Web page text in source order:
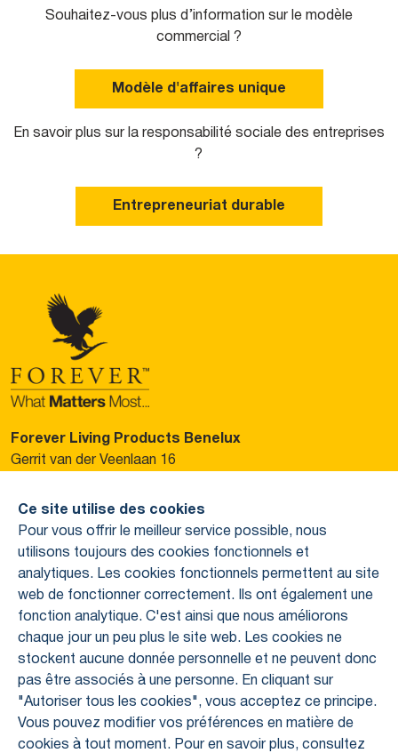
Ce site utilise des cookies
Pour vous offrir le meilleur service possible, nous
utilisons toujours des cookies fonctionnels et
analytiques. Les cookies fonctionnels permettent au site
web de fonctionner correctement. Ils ont également une
fonction analytique. C'est ainsi que nous améliorons
chaque jour un peu plus le site web. Les cookies ne
stockent aucune donnée personnelle et ne peuvent donc
pas être associés à une personne. En cliquant sur
"Autoriser tous les cookies", vous acceptez ce principe.
Vous pouvez modifier vos préférences en matière de
cookies à tout moment. Pour en savoir plus, consultez
Souhaitez-vous plus d’information sur le modèle
commercial ?
Modèle d'affaires unique
En savoir plus sur la responsabilité sociale des entreprises
?
Entrepreneuriat durable
Forever Living Products Benelux
Gerrit van der Veenlaan 16
Veuillez contacter votre personne de contact. Ou
contactez-nous via :
Tél : +31 88 646 0200
support@foreverliving.nl
Autre
Politique de confidentialité
Colophon
À propos de Forever
Qui sommes-nous ?
Comment travaillons-nous ?